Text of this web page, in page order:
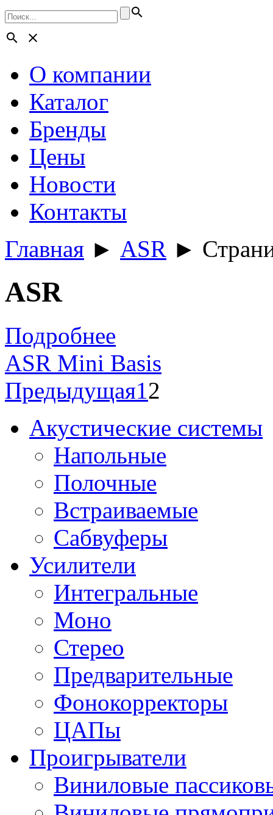
search
search
close
О компании
Каталог
Бренды
Цены
Новости
Контакты
Главная ► ASR ►
ASR
Подробнее
ASR Mini Basis
Предыдущая12
Акустические системы
Напольные
Полочные
Встраиваемые
Сабвуферы
Усилители
Интегральные
Моно
Стерео
Предварительные
Фонокорректоры
ЦАПы
Проигрыватели
Виниловые